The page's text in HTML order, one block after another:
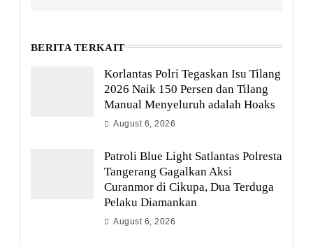
BERITA TERKAIT
Korlantas Polri Tegaskan Isu Tilang
2026 Naik 150 Persen dan Tilang
Manual Menyeluruh adalah Hoaks
August 6, 2026
Patroli Blue Light Satlantas Polresta
Tangerang Gagalkan Aksi
Curanmor di Cikupa, Dua Terduga
Pelaku Diamankan
August 6, 2026